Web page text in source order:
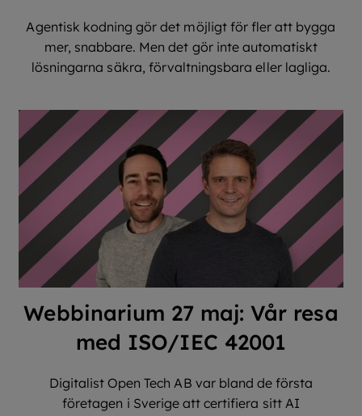
Agentisk kodning gör det möjligt för fler att bygga
mer, snabbare. Men det gör inte automatiskt
lösningarna säkra, förvaltningsbara eller lagliga.
Webbinarium 27 maj: Vår resa
med ISO/IEC 42001
Digitalist Open Tech AB var bland de första
företagen i Sverige att certifiera sitt AI